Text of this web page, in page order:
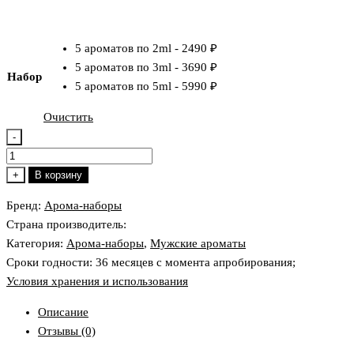
Набор
5 ароматов по 2ml - 2490 ₽
5 ароматов по 3ml - 3690 ₽
5 ароматов по 5ml - 5990 ₽
Очистить
-
Количество
товара
набор
для
мужчин
"освежись"
+ В корзину
Бренд: Арома-наборы
Страна производитель:
Категория: Арома-наборы, Мужские ароматы
Сроки годности: 36 месяцев с момента апробирования;
Условия хранения и использования
Описание
Отзывы (0)